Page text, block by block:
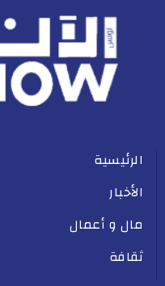
الرئيسية
الأخبار
مال و أعمال
ثقافة